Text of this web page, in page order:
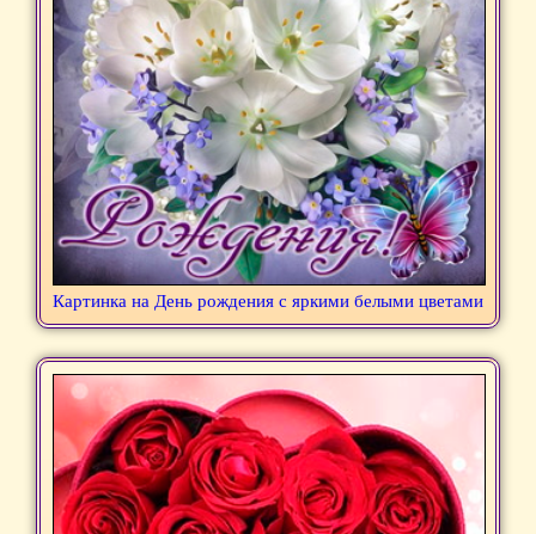
Картинка на День рождения с яркими белыми цветами